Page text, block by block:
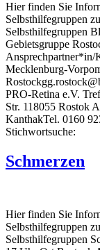
Hier finden Sie
Selbsthilfegruppen
Selbsthilfegruppen
Gebietsgruppe
Ansprechpartner*in/
Mecklenburg-
PRO-Retina e.V.
Str. 118055 Rostok
KanthakTel. 0160
Stichwortsuche:
Schmerzen
Hier finden Sie
Selbsthilfegruppen
Selbsthilfegruppen